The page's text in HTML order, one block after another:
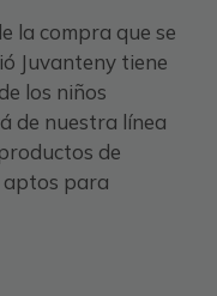
la compra que se
Juvanteny tiene
los niños
de nuestra línea
de
aptos para